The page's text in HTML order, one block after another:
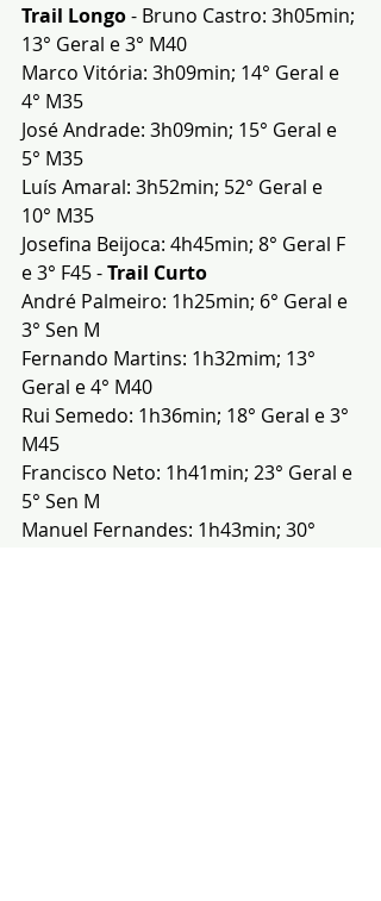
Trail Longo - Bruno Castro: 3h05min;
13° Geral e 3° M40
Marco Vitória: 3h09min; 14° Geral e
4° M35
José Andrade: 3h09min; 15° Geral e
5° M35
Luís Amaral: 3h52min; 52° Geral e
10° M35
Josefina Beijoca: 4h45min; 8° Geral F
e 3° F45 - Trail Curto
André Palmeiro: 1h25min; 6° Geral e
3° Sen M
Fernando Martins: 1h32mim; 13°
Geral e 4° M40
Rui Semedo: 1h36min; 18° Geral e 3°
M45
Francisco Neto: 1h41min; 23° Geral e
5° Sen M
Manuel Fernandes: 1h43min; 30°